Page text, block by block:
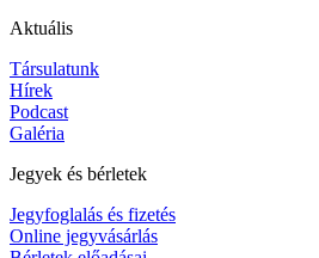
Aktuális
Társulatunk
Hírek
Podcast
Galéria
Jegyek és bérletek
Jegyfoglalás és fizetés
Online jegyvásárlás